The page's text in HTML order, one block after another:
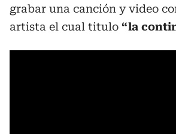
grabar una canción y video
artista el cual titulo “la